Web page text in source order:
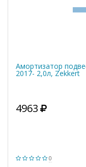
Амортизатор
2017- 2,0л, Zekkert
0
4963